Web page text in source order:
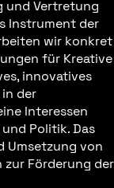
und Vertretung
Instrument der
wir konkret
für Kreative
innovatives
der
Interessen
Politik. Das
Umsetzung von
Förderung der